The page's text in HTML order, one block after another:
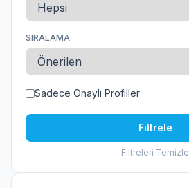
SIRALAMA
Sadece Onaylı Profiller
Filtrele
Filtreleri Temizle